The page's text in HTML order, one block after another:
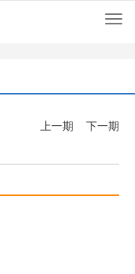
上一期 下一期